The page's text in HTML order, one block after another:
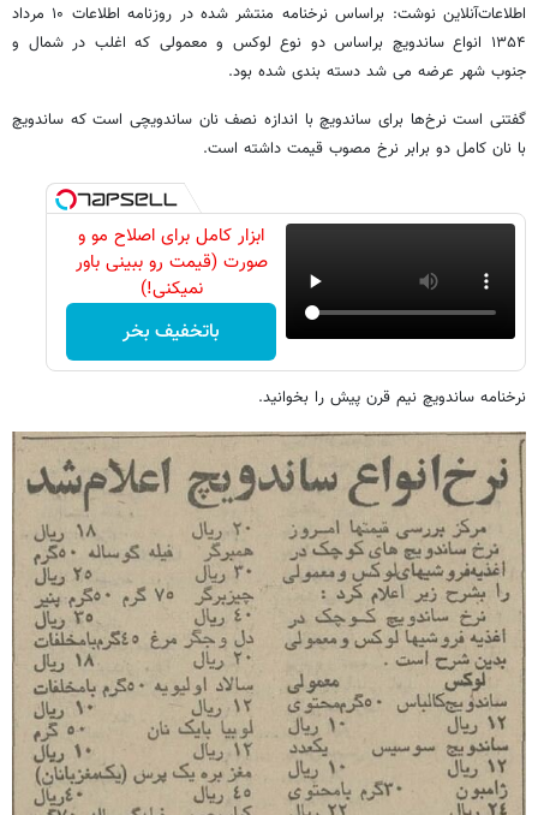
اطلاعات‌آنلاین نوشت: براساس نرخنامه منتشر شده در روزنامه اطلاعات ۱۰ مرداد
۱۳۵۴ انواع ساندویچ براساس دو نوع لوکس و معمولی که اغلب در شمال و
جنوب شهر عرضه می شد دسته بندی شده بود.
گفتنی است نرخ‌ها برای ساندویچ با اندازه نصف نان ساندویچی است که ساندویچ
با نان کامل دو برابر نرخ مصوب قیمت داشته است.
ابزار کامل برای اصلاح مو و
صورت (قیمت رو ببینی باور
نمیکنی!)
باتخفیف بخر
نرخنامه ساندویچ نیم قرن پیش را بخوانید.